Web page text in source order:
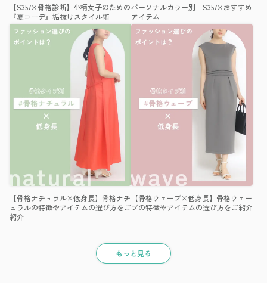
【S357×骨格診断】小柄女子のための
『夏コーデ』垢抜けスタイル術
パーソナルカラー別 S357×おすすめ
アイテム
【骨格ナチュラル×低身長】骨格ナチ
ュラルの特徴やアイテムの選び方をご
紹介
【骨格ウェーブ×低身長】骨格ウェー
ブの特徴やアイテムの選び方をご紹介
もっと見る